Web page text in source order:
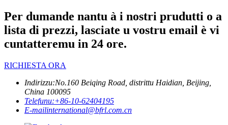
Per dumande nantu à i nostri prudutti o a
lista di prezzi, lasciate u vostru email è vi
cuntatteremu in 24 ore.
RICHIESTA ORA
Indirizzu:No.160 Beiqing Road, distrittu Haidian, Beijing,
China 100095
Telefunu:+86-10-62404195
E-mailinternational@bfrl.com.cn